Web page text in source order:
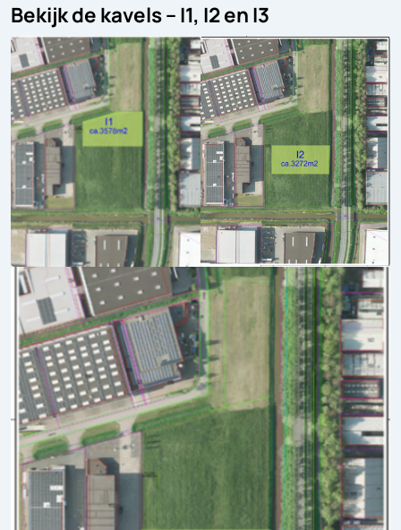
Bekijk de kavels – I1, I2 en I3